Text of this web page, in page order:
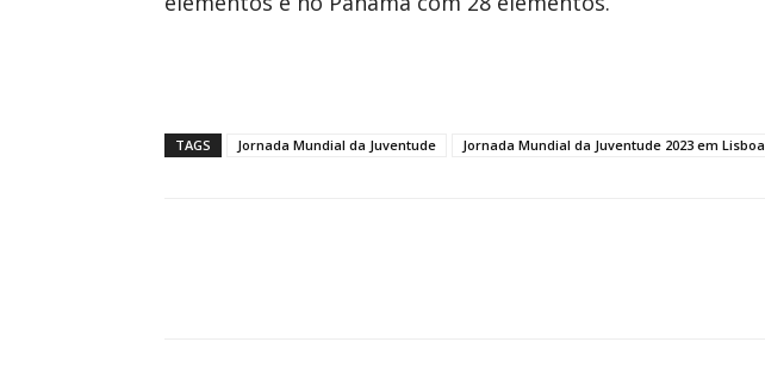
TAGS Jornada Mundial da Juventude Jornada Mundial da Juventude 2023 em Lisboa